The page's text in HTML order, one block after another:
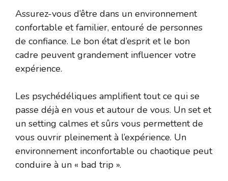
Assurez-vous d’être dans un environnement
confortable et familier, entouré de personnes
de confiance. Le bon état d’esprit et le bon
cadre peuvent grandement influencer votre
expérience.
Les psychédéliques amplifient tout ce qui se
passe déjà en vous et autour de vous. Un set et
un setting calmes et sûrs vous permettent de
vous ouvrir pleinement à l’expérience. Un
environnement inconfortable ou chaotique peut
conduire à un « bad trip ».